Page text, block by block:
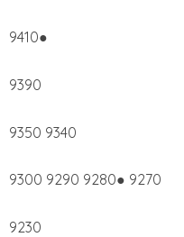
9410●
9390
9350 9340
9300 9290 9280● 9270
9230